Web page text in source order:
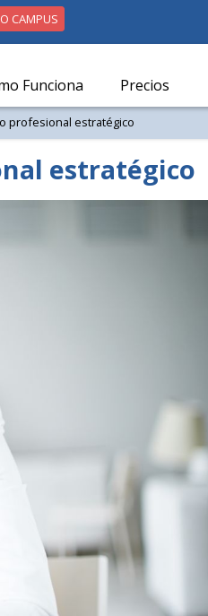
CAMPUS
Funciona Precios
profesional estratégico
estratégico